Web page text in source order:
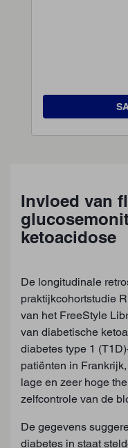
Invloed van
ketoacidose
De longitudinale
praktijkcohortstudie
van het FreeStyle
van diabetische
diabetes type 1
patiënten in
lage en zeer hoge
zelfcontrole van de
De gegevens
diabetes in staat